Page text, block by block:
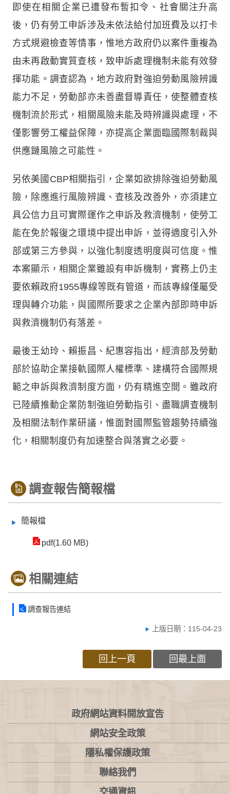
即使在相關企業已遭發布暫扣令、社會關注升高
後，仍有勞工申訴涉及未依法給付加班費及以打卡
方式規避檢查等情事，惟地方政府仍以案件重複為
由未再啟動實質查核，致申訴處理機制未能有效發
揮功能。調查認為，地方政府對強迫勞動風險辨識
能力不足，勞動部亦未善盡督導責任，使整體查核
機制流於形式，相關風險未能及時辨識與處理，不
僅影響勞工權益保障，亦提高企業面臨國際制裁與
供應鏈風險之可能性。
另依美國CBP相關指引，企業如欲排除強迫勞動風
險，除應進行風險辨識、查核及改善外，亦須建立
具公信力且可實際運作之申訴及救濟機制，使勞工
能在免於報復之環境中提出申訴，並得適度引入外
部或第三方參與，以強化制度透明度與可信度。惟
本案顯示，相關企業雖設有申訴機制，實務上仍主
要依賴政府1955專線等既有管道，而該專線僅屬受
理與轉介功能，與國際所要求之企業內部即時申訴
與救濟機制仍有落差。
最後王幼玲、賴振昌、紀惠容指出，經濟部及勞動
部於協助企業接軌國際人權標準、建構符合國際規
範之申訴與救濟制度方面，仍有精進空間。雖政府
已陸續推動企業防制強迫勞動指引、盡職調查機制
及相關法制作業研議，惟面對國際監管趨勢持續強
化，相關制度仍有加速整合與落實之必要。
調查報告簡報檔
簡報檔
pdf(1.60 MB)
相關連結
調查報告連結
上版日期：115-04-23
回上一頁 回最上面
:::
政府網站資料開放宣告
網站安全政策
隱私權保護政策
聯絡我們